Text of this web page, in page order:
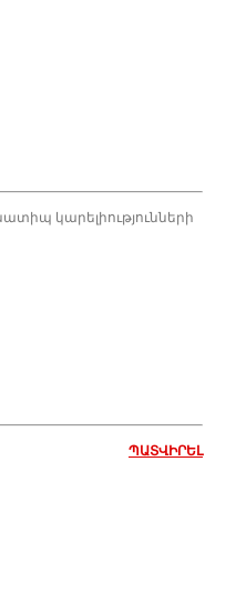
կարելիությունների
ՊԱՏՎԻՐԵԼ